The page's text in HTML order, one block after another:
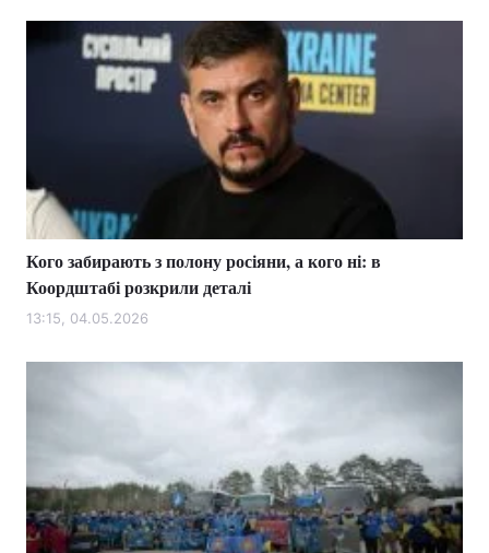
Кого забирають з полону росіяни, а кого ні: в
Коордштабі розкрили деталі
13:15, 04.05.2026